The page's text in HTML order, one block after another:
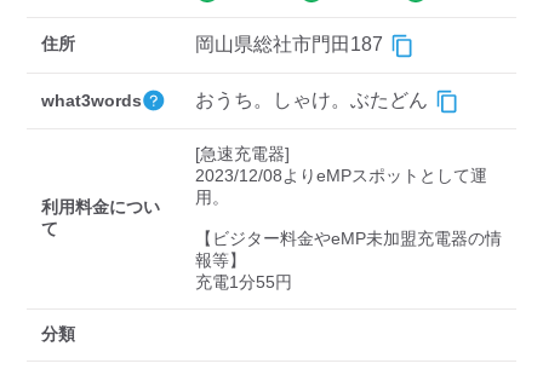
充電器の出力
中速-20kW-以上 急速-44kW-以上
住所 岡山県総社市門田187
what3words おうち。しゃけ。ぶたどん
利用料金につい
て
[急速充電器]
2023/12/08よりeMPスポットとして運
用。
【ビジター料金やeMP未加盟充電器の情
報等】
充電1分55円
分類